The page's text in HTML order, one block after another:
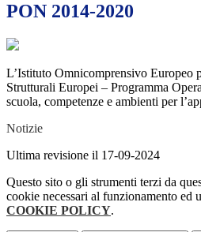
PON 2014-2020
L’Istituto Omnicomprensivo Europeo
Strutturali Europei – Programma
scuola, competenze e ambienti per
Notizie
Ultima revisione il 17-09-2024
Questo sito o gli strumenti terzi da
cookie necessari al funzionamento ed
COOKIE POLICY.